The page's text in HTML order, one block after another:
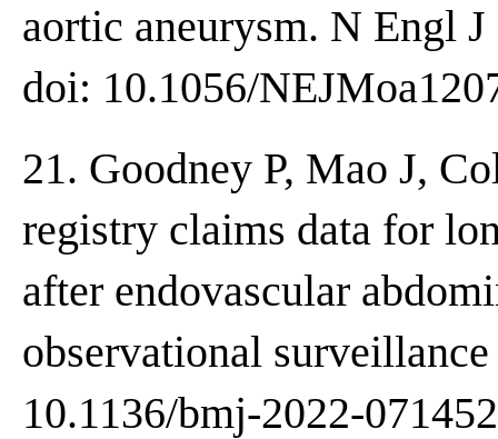
aortic aneurysm. N Engl
doi: 10.1056/
21. Goodney P, Mao J,
registry claims data for
after endovascular
observational
10.1136/bmj-2022-